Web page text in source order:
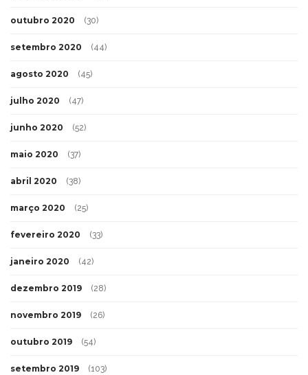
outubro 2020 (30)
setembro 2020 (44)
agosto 2020 (45)
julho 2020 (47)
junho 2020 (52)
maio 2020 (37)
abril 2020 (38)
março 2020 (25)
fevereiro 2020 (33)
janeiro 2020 (42)
dezembro 2019 (28)
novembro 2019 (26)
outubro 2019 (54)
setembro 2019 (103)